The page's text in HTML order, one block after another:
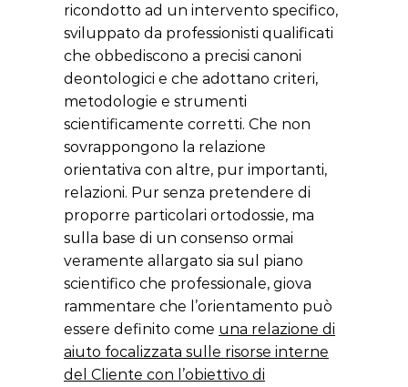
ricondotto ad un intervento specifico,
sviluppato da professionisti qualificati
che obbediscono a precisi canoni
deontologici e che adottano criteri,
metodologie e strumenti
scientificamente corretti. Che non
sovrappongono la relazione
orientativa con altre, pur importanti,
relazioni. Pur senza pretendere di
proporre particolari ortodossie, ma
sulla base di un consenso ormai
veramente allargato sia sul piano
scientifico che professionale, giova
rammentare che l’orientamento può
essere definito come una relazione di
aiuto focalizzata sulle risorse interne
del Cliente con l’obiettivo di